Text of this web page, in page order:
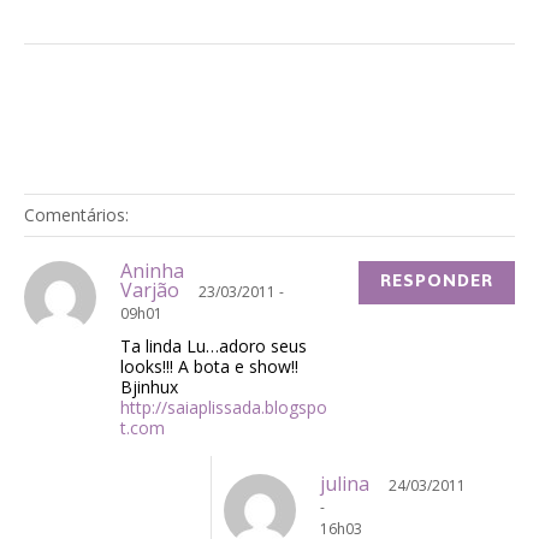
Comentários:
Aninha
Varjão
23/03/2011 -
09h01
Ta linda Lu…adoro seus
looks!!! A bota e show!!
Bjinhux
http://saiaplissada.blogspo
t.com
RESPONDER
julina
24/03/2011
-
16h03